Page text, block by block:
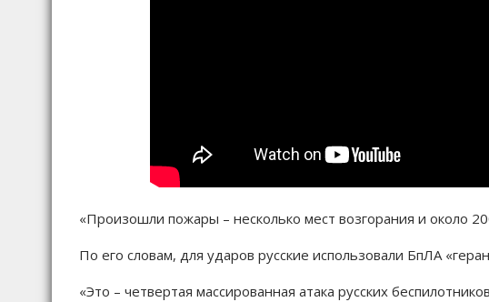
«Произошли пожары – несколько мест возгорания и около
По его словам, для ударов русские использовали БпЛА
«Это – четвертая массированная атака русских